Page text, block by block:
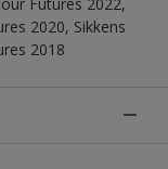
2020, Sikkens
2018